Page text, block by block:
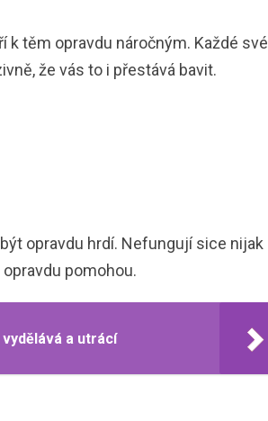
k těm opravdu náročným. Každé své
že vás to i přestává bavit.
opravdu hrdí. Nefungují sice nijak
pomohou.
a utrácí